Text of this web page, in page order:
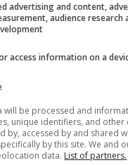
80'
ed
di
e lo
per
advertising and content,
audience research
access information on a
will be processed and
unique identifiers, and other
by, accessed by and shared
by this site. We and
data. List of partners.